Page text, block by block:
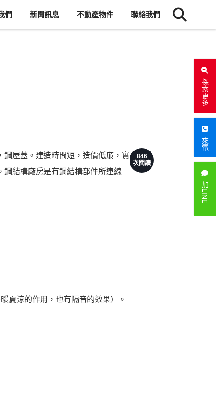
們 新聞訊息 不動產物件 聯絡我們
探索更多
來電
加LINE
846
次閱讀
鋼屋蓋。建造時間短，造價低廉，實
鋼結構廠房是有鋼結構部件所連線
夏涼的作用，也有隔音的效果）。